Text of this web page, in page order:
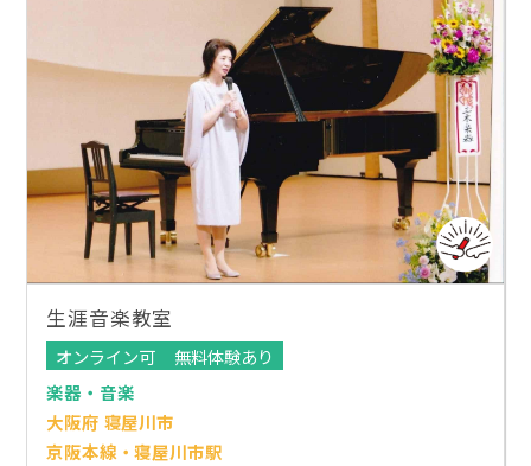
生涯音楽教室
オンライン可
無料体験あり
楽器・音楽
大阪府 寝屋川市
京阪本線・寝屋川市駅